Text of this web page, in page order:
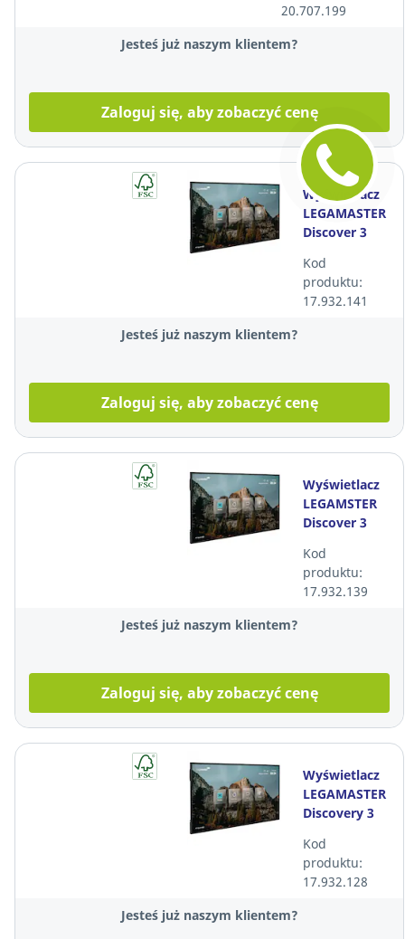
20.707.199
Jesteś już naszym klientem?
Zaloguj się, aby zobaczyć cenę
Wyświetlacz
LEGAMASTER
Discover 3
ścienny +
kable +
usługa
Kod
produktu:
17.932.141
Jesteś już naszym klientem?
Zaloguj się, aby zobaczyć cenę
Wyświetlacz
LEGAMSTER
Discover 3
ścienny +
kable +
usługa instal
Kod
produktu:
17.932.139
Jesteś już naszym klientem?
Zaloguj się, aby zobaczyć cenę
Wyświetlacz
LEGAMASTER
Discovery 3
ścienny +
kable
Kod
produktu:
17.932.128
Jesteś już naszym klientem?